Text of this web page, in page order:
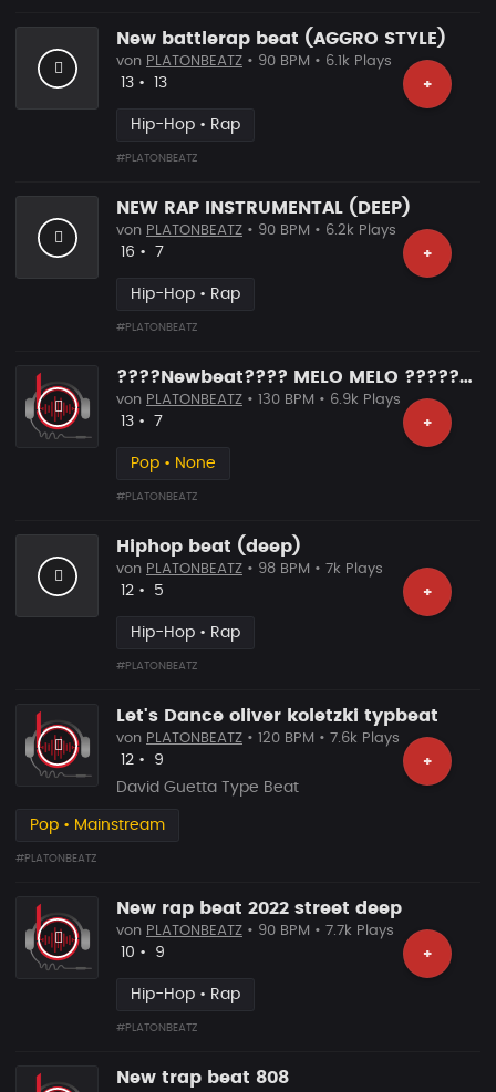
New battlerap beat (AGGRO STYLE)
+
von PLATONBEATZ • 90 BPM • 6.1k Plays
Likes
13 • Vorgeschlagen
13
Hip-Hop • Rap
#PLATONBEATZ
NEW RAP INSTRUMENTAL (DEEP)
+
von PLATONBEATZ • 90 BPM • 6.2k Plays
Likes
16 • Vorgeschlagen
7
Hip-Hop • Rap
#PLATONBEATZ
????Newbeat???? MELO MELO ????????
+
von PLATONBEATZ • 130 BPM • 6.9k Plays
Likes
13 • Vorgeschlagen
7
Pop • None
#PLATONBEATZ
Hiphop beat (deep)
+
von PLATONBEATZ • 98 BPM • 7k Plays
Likes
12 • Vorgeschlagen
5
Hip-Hop • Rap
#PLATONBEATZ
Let's Dance oliver koletzki typbeat
+
von PLATONBEATZ • 120 BPM • 7.6k Plays
Likes
12 • Vorgeschlagen
9
David Guetta Type Beat
Pop • Mainstream
#PLATONBEATZ
New rap beat 2022 street deep
+
von PLATONBEATZ • 90 BPM • 7.7k Plays
Likes
10 • Vorgeschlagen
9
Hip-Hop • Rap
#PLATONBEATZ
New trap beat 808